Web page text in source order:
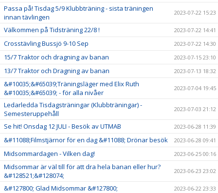
Passa på! Tisdag 5/9 Klubbträning - sista träningen
innan tävlingen
2023-07-22 15:23
Välkommen på Tidsträning 22/8 ! 2023-07-22 14:41
Crosstävling Bussjö 9-10 Sep 2023-07-22 14:30
15/7 Traktor och dragning av banan 2023-07-15 23:10
13/7 Traktor och Dragning av banan 2023-07-13 18:32
&#10035;&#65039;Träningsläger med Elix Ruth
&#10035;&#65039; - för alla nivåer
2023-07-04 19:45
Ledarledda Tisdagsträningar (Klubbträningar) -
Semesteruppehåll
2023-07-03 21:12
Se hit! Onsdag 12 JULI - Besök av UTMAB 2023-06-28 11:39
&#11088;Filmstjärnor för en dag &#11088; Drönar besök 2023-06-28 09:41
Midsommardagen - Vilken dag! 2023-06-25 00:16
Midsommar är väl till för att dra hela banan eller hur?
&#128521;&#128074;
2023-06-23 23:02
&#127800; Glad Midsommar &#127800; 2023-06-22 23:33